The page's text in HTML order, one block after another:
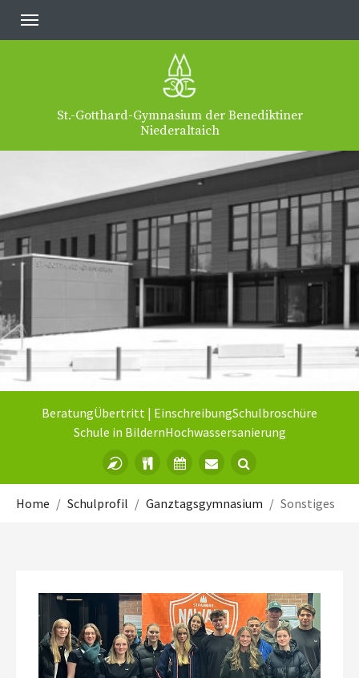
St.-Gotthard-Gymnasium der Benediktiner
Niederaltaich
BeratungÜbertritt | EinschreibungSchulbroschüre
Schule in BildernHochwassersanierung
Home Schulprofil Ganztagsgymnasium Sonstiges